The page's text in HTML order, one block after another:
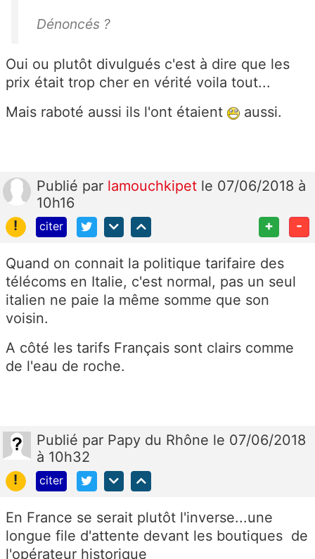
Dénoncés ?
Oui ou plutôt divulgués c'est à dire que les
prix était trop cher en vérité voila tout...
Mais raboté aussi ils l'ont étaient
aussi.
Publié par lamouchkipet le 07/06/2018 à
10h16
!
citer + -
Quand on connait la politique tarifaire des
télécoms en Italie, c'est normal, pas un seul
italien ne paie la même somme que son
voisin.
A côté les tarifs Français sont clairs comme
de l'eau de roche.
Publié par Papy du Rhône le 07/06/2018
à 10h32
!
citer
En France se serait plutôt l'inverse...une
longue file d'attente devant les boutiques de
l'opérateur historique